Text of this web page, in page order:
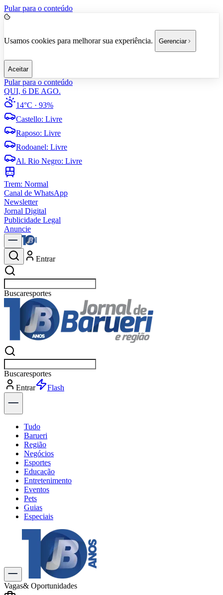
Pular para o conteúdo
Usamos cookies para melhorar sua experiência. Gerenciar
Aceitar
Pular para o conteúdo
QUI, 6 DE AGO.
14°C · 93%
Castello: Livre
Raposo: Livre
Rodoanel: Livre
Al. Rio Negro: Livre
Trem: Normal
Canal de WhatsApp
Newsletter
Jornal Digital
Publicidade Legal
Anuncie
Entrar
Buscarpolí
Buscarpolí
Entrar
Flash
Tudo
Barueri
Região
Negócios
Esportes
Educação
Entretenimento
Eventos
Pets
Guias
Especiais
Explore Tudo
Últimas Notícias
Previsão do Tempo
Trânsito e Rotas
Dia a Dia & Lazer
Vagas& Oportunidades